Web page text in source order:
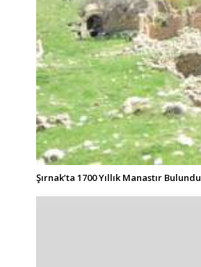
Şırnak’ta 1700 Yıllık Manastır Bulundu